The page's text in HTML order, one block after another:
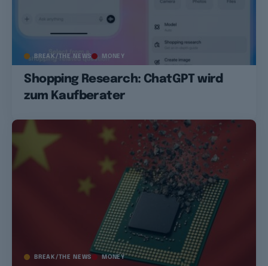
BREAK/THE NEWS MONEY
Shopping Research: ChatGPT wird
zum Kaufberater
BREAK/THE NEWS MONEY